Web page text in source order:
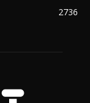
2736